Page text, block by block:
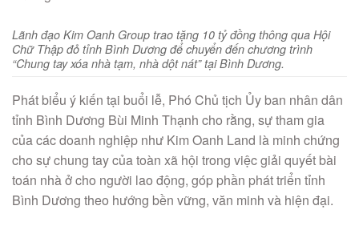
Lãnh đạo Kim Oanh Group trao tặng 10 tỷ đồng thông qua Hội
Chữ Thập đỏ tỉnh Bình Dương để chuyển đến chương trình
“Chung tay xóa nhà tạm, nhà dột nát” tại Bình Dương.
Phát biểu ý kiến tại buổi lễ, Phó Chủ tịch Ủy ban nhân dân
tỉnh Bình Dương Bùi Minh Thạnh cho rằng, sự tham gia
của các doanh nghiệp như Kim Oanh Land là minh chứng
cho sự chung tay của toàn xã hội trong việc giải quyết bài
toán nhà ở cho người lao động, góp phần phát triển tỉnh
Bình Dương theo hướng bền vững, văn minh và hiện đại.